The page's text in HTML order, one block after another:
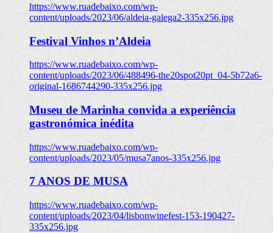
https://www.ruadebaixo.com/wp-
content/uploads/2023/06/aldeia-galega2-335x256.jpg
Festival Vinhos n’Aldeia
https://www.ruadebaixo.com/wp-
content/uploads/2023/06/488496-the20spot20pt_04-5b72a6-
original-1686744290-335x256.jpg
Museu de Marinha convida a experiência
gastronómica inédita
https://www.ruadebaixo.com/wp-
content/uploads/2023/05/musa7anos-335x256.jpg
7 ANOS DE MUSA
https://www.ruadebaixo.com/wp-
content/uploads/2023/04/lisbonwinefest-153-190427-
335x256.jpg